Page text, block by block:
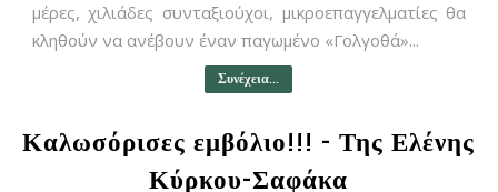
μέρες, χιλιάδες συνταξιούχοι, μικροεπαγγελματίες θα
κληθούν να ανέβουν έναν παγωμένο «Γολγοθά»...
Συνέχεια...
Καλωσόρισες εμβόλιο!!! - Της Ελένης
Κύρκου-Σαφάκα